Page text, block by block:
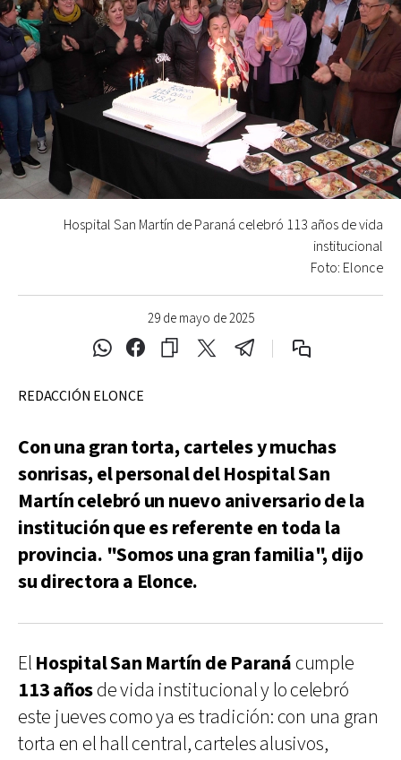
29 de mayo de 2025
Hospital San Martín de Paraná celebró 113 años de vida
institucional
Foto: Elonce
REDACCIÓN ELONCE
Con una gran torta, carteles y muchas
sonrisas, el personal del Hospital San
Martín celebró un nuevo aniversario de la
institución que es referente en toda la
provincia. "Somos una gran familia", dijo
su directora a Elonce.
El Hospital San Martín de Paraná cumple
113 añosde vida institucional y lo celebró
este jueves como ya es tradición: con una gran
torta en el hall central, carteles alusivos,